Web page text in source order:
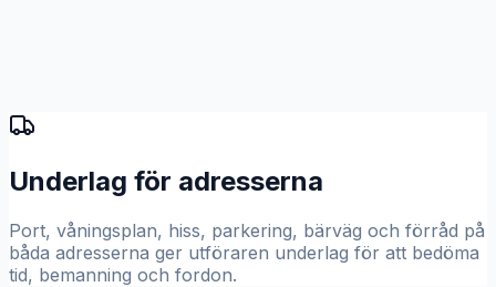
Underlag för adresserna
Port, våningsplan, hiss, parkering, bärväg och förråd på
båda adresserna ger utföraren underlag för att bedöma
tid, bemanning och fordon.